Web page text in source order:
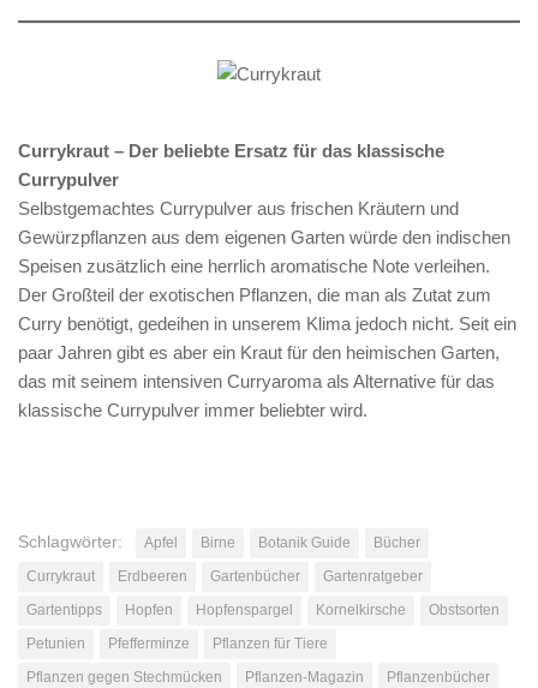
Currykraut – Der beliebte Ersatz für das klassische
Currypulver
Selbstgemachtes Currypulver aus frischen Kräutern und
Gewürzpflanzen aus dem eigenen Garten würde den indischen
Speisen zusätzlich eine herrlich aromatische Note verleihen.
Der Großteil der exotischen Pflanzen, die man als Zutat zum
Curry benötigt, gedeihen in unserem Klima jedoch nicht. Seit ein
paar Jahren gibt es aber ein Kraut für den heimischen Garten,
das mit seinem intensiven Curryaroma als Alternative für das
klassische Currypulver immer beliebter wird.
Schlagwörter: Apfel Birne Botanik Guide
Bücher
Currykraut
Erdbeeren Gartenbücher
Gartenratgeber
Gartentipps
Hopfen Hopfenspargel Kornelkirsche
Obstsorten
Petunien
Pfefferminze
Pflanzen für Tiere
Pflanzen gegen Stechmücken
Pflanzen-Magazin
Pflanzenbücher